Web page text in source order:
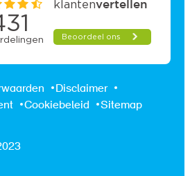
Disclaimer
Cookiebeleid Sitemap